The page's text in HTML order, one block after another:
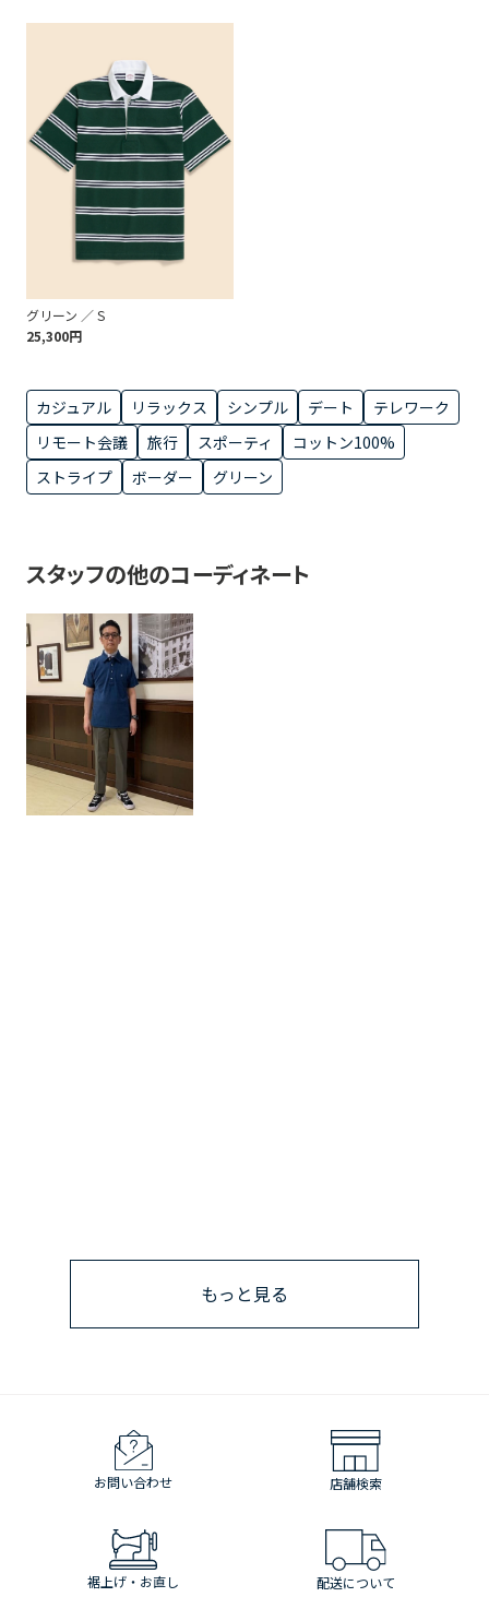
グリーン ／ S
25,300円
カジュアル リラックス シンプル デート
テレワーク
リモート会議
旅行 スポーティ
コットン100%
ストライプ
ボーダー グリーン
スタッフの他のコーディネート
もっと見る
お問い合わせ 店舗検索
裾上げ・お直し 配送について